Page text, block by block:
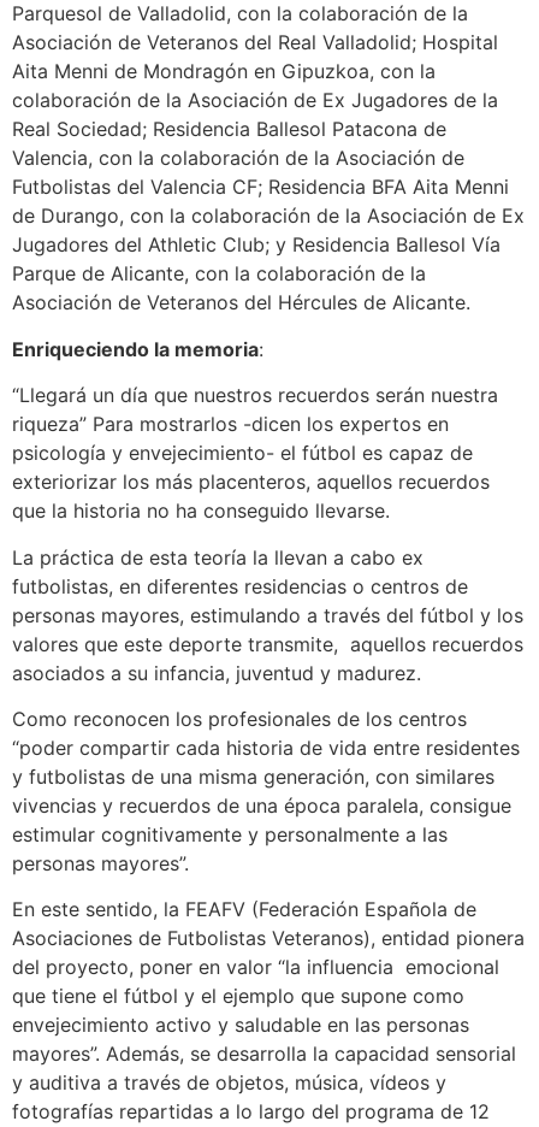
Parquesol de Valladolid, con la colaboración de la
Asociación de Veteranos del Real Valladolid; Hospital
Aita Menni de Mondragón en Gipuzkoa, con la
colaboración de la Asociación de Ex Jugadores de la
Real Sociedad; Residencia Ballesol Patacona de
Valencia, con la colaboración de la Asociación de
Futbolistas del Valencia CF; Residencia BFA Aita Menni
de Durango, con la colaboración de la Asociación de Ex
Jugadores del Athletic Club; y Residencia Ballesol Vía
Parque de Alicante, con la colaboración de la
Asociación de Veteranos del Hércules de Alicante.
Enriqueciendo la memoria:
“Llegará un día que nuestros recuerdos serán nuestra
riqueza” Para mostrarlos -dicen los expertos en
psicología y envejecimiento- el fútbol es capaz de
exteriorizar los más placenteros, aquellos recuerdos
que la historia no ha conseguido llevarse.
La práctica de esta teoría la llevan a cabo ex
futbolistas, en diferentes residencias o centros de
personas mayores, estimulando a través del fútbol y los
valores que este deporte transmite, aquellos recuerdos
asociados a su infancia, juventud y madurez.
Como reconocen los profesionales de los centros
“poder compartir cada historia de vida entre residentes
y futbolistas de una misma generación, con similares
vivencias y recuerdos de una época paralela, consigue
estimular cognitivamente y personalmente a las
personas mayores”.
En este sentido, la FEAFV (Federación Española de
Asociaciones de Futbolistas Veteranos), entidad pionera
del proyecto, poner en valor “la influencia emocional
que tiene el fútbol y el ejemplo que supone como
envejecimiento activo y saludable en las personas
mayores”. Además, se desarrolla la capacidad sensorial
y auditiva a través de objetos, música, vídeos y
fotografías repartidas a lo largo del programa de 12